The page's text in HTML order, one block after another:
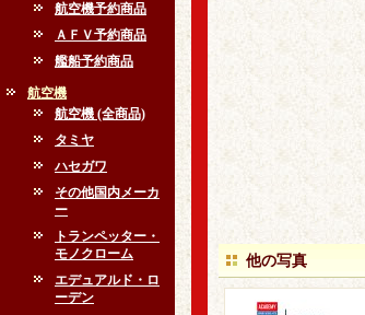
航空機予約商品
ＡＦＶ予約商品
艦船予約商品
航空機
航空機 (全商品)
タミヤ
ハセガワ
その他国内メーカ
ー
トランペッター・
モノクローム
エデュアルド・ロ
ーデン
他の写真